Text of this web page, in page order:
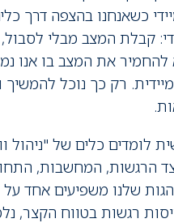
כשאנחנו בהצפה דרך
קבלת המצב מבלי
להחמיר את המצב בו אנו
רק כך נוכל
לומדים כלים של "ניהול
הרגשות, המחשבות,
שלנו משפיעים אחד על
רגשות בטווח הקצר,